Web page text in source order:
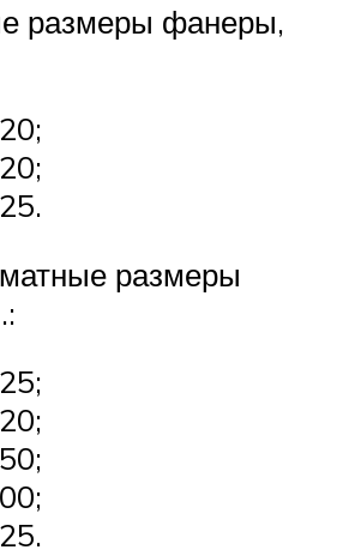
размеры фанеры,
размеры